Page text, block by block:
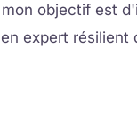
objectif est
expert résilient